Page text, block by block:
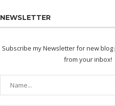
NEWSLETTER
Subscribe my Newsletter for new
from your inbox!